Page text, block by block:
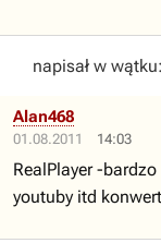
napisał w wątku:
01.08.2011 14:03
Alan468
RealPlayer -
youtuby itd